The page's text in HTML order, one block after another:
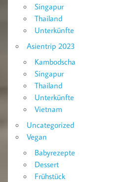
Singapur
Thailand
Unterkünfte
Asientrip 2023
Kambodscha
Singapur
Thailand
Unterkünfte
Vietnam
Uncategorized
Vegan
Babyrezepte
Dessert
Frühstück